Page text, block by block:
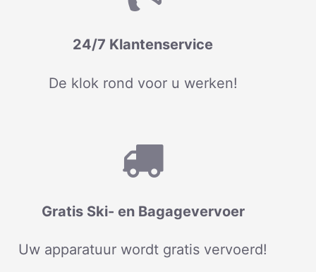
24/7 Klantenservice
De klok rond voor u werken!
Gratis Ski- en Bagagevervoer
Uw apparatuur wordt gratis vervoerd!